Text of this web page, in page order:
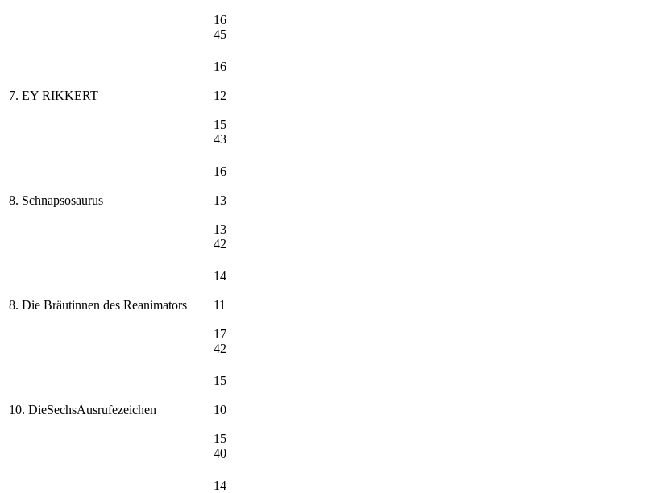
16
45
7. EY RIKKERT
16
12
15
43
8. Schnapsosaurus
16
13
13
42
8. Die Bräutinnen des Reanimators
14
11
17
42
10. DieSechsAusrufezeichen
15
10
15
40
14